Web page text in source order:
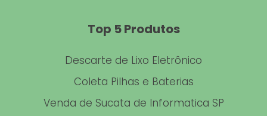
COLETA DE MATERIAL FERROSO EM SP
COLETA DE ALUMÍNIO
DESCARTE DE HD
Top 5 Produtos
Descarte de Lixo Eletrônico
Coleta Pilhas e Baterias
Venda de Sucata de Informatica SP